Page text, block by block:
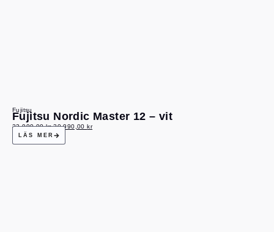
Fujitsu
Fujitsu Nordic Master 12 – vit
22 990,00kr 20 990,00kr
LÄS MER